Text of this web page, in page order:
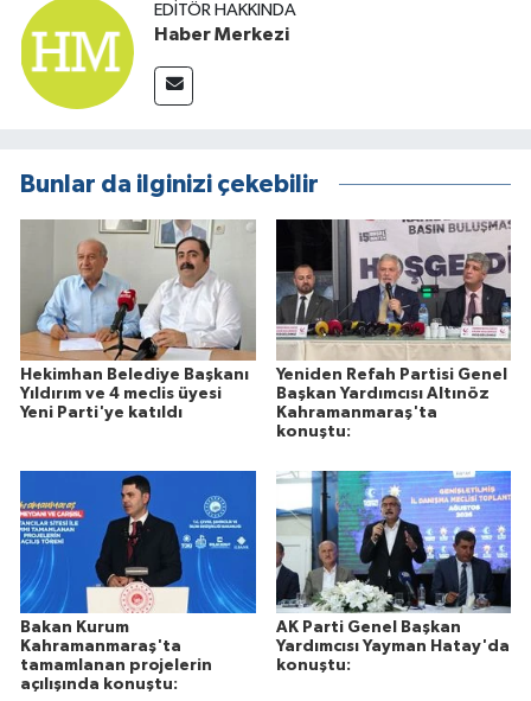
EDITÖR HAKKINDA
Haber Merkezi
Bunlar da ilginizi çekebilir
Hekimhan Belediye Başkanı
Yıldırım ve 4 meclis üyesi
Yeni Parti'ye katıldı
Yeniden Refah Partisi Genel
Başkan Yardımcısı Altınöz
Kahramanmaraş'ta
konuştu:
Bakan Kurum
Kahramanmaraş'ta
tamamlanan projelerin
açılışında konuştu:
AK Parti Genel Başkan
Yardımcısı Yayman Hatay'da
konuştu: